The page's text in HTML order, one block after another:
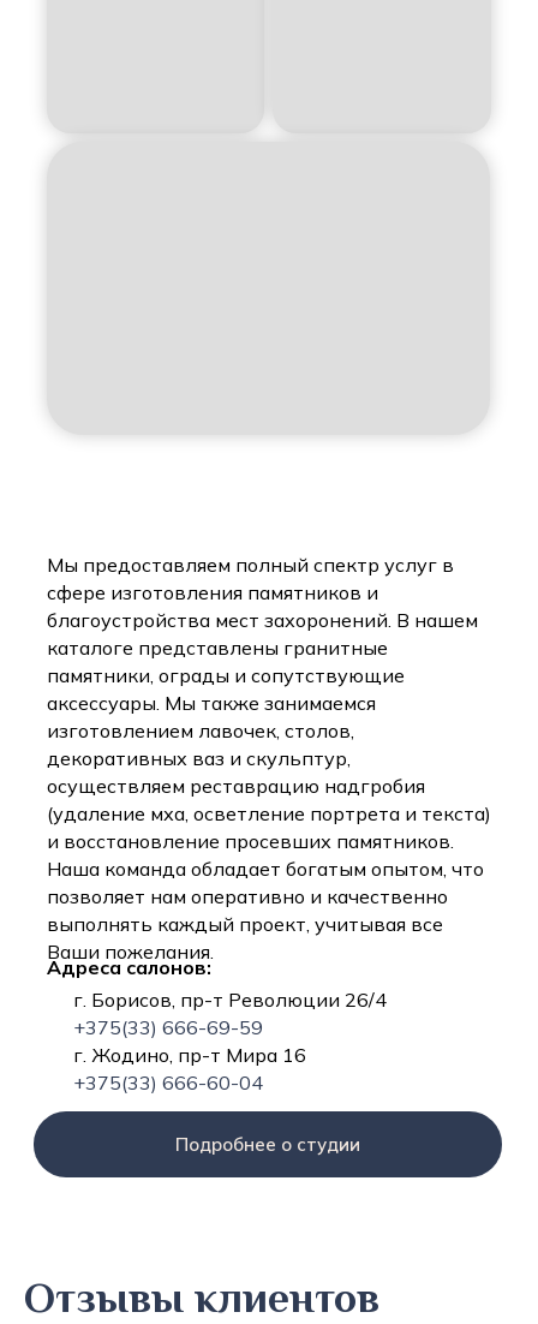
Мы предоставляем полный спектр услуг в
сфере изготовления памятников и
благоустройства мест захоронений. В нашем
каталоге представлены гранитные
памятники, ограды и сопутствующие
аксессуары. Мы также занимаемся
изготовлением лавочек, столов,
декоративных ваз и скульптур,
осуществляем реставрацию надгробия
(удаление мха, осветление портрета и текста)
и восстановление просевших памятников.
Наша команда обладает богатым опытом, что
позволяет нам оперативно и качественно
выполнять каждый проект, учитывая все
Ваши пожелания.
Адреса салонов:
г. Борисов, пр-т Революции 26/4
+375(33) 666-69-59
г. Жодино, пр-т Мира 16
+375(33) 666-60-04
Подробнее о студии
Отзывы клиентов